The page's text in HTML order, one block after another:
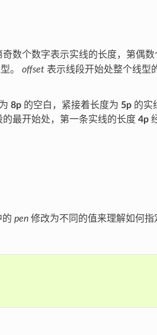
数个数字表示实线的长度，第偶
。 offset表示线段开始处整个线型
8p的空白，紧接着长度为 5p的实
的最开始处，第一条实线的长度 4p
pen修改为不同的值来理解如何指